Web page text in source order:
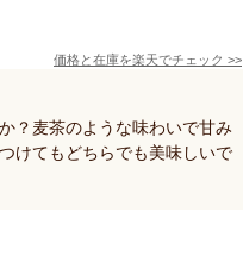
価格と在庫を楽天でチェック >>
？麦茶のような味わいで甘み
けてもどちらでも美味しいで